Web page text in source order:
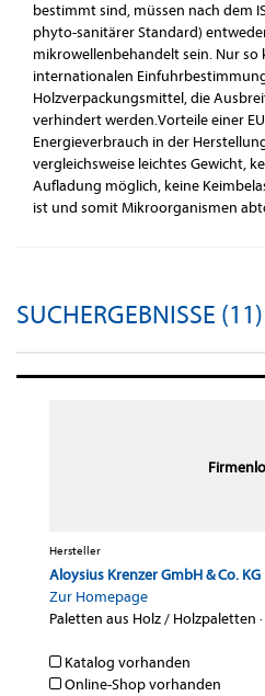
bestimmt sind, müssen nach dem
phyto-sanitärer Standard)
mikrowellenbehandelt sein. Nur so
internationalen
Holzverpackungsmittel, die
verhindert werden.Vorteile einer
Energieverbrauch in der
vergleichsweise leichtes Gewicht,
Aufladung möglich, keine
ist und somit Mikroorganismen
SUCHERGEBNISSE (11)
Hersteller
Aloysius Krenzer GmbH & Co. KG
Zur Homepage
Paletten aus Holz / Holzpaletten ·
Katalog vorhanden
Online-Shop vorhanden